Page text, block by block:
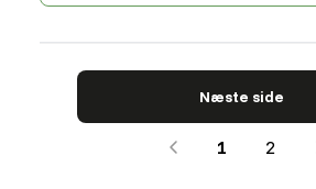
Næste side
1 2